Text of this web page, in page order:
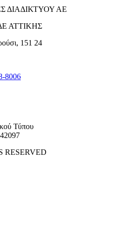
ΔΙΑΔΙΚΤΥΟΥ ΑΕ
ΑΤΤΙΚΗΣ
151 24
8006
Τύπου
RESERVED